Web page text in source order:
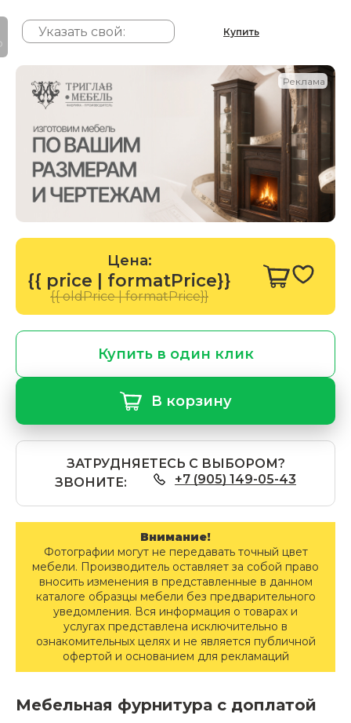
Купить
Реклама
Цена:
{{ price | formatPrice}}
{{ oldPrice | formatPrice}}
Купить в один клик
В корзину
ЗАТРУДНЯЕТЕСЬ С ВЫБОРОМ?
ЗВОНИТЕ:
+7 (905) 149-05-43
Внимание!
Фотографии могут не передавать точный цвет
мебели. Производитель оставляет за собой право
вносить изменения в представленные в данном
каталоге образцы мебели без предварительного
уведомления. Вся информация о товарах и
услугах представлена исключительно в
ознакомительных целях и не является публичной
офертой и основанием для рекламаций
Мебельная фурнитура с доплатой